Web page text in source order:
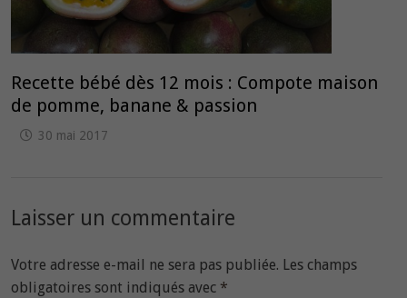
Recette bébé dès 12 mois : Compote maison
de pomme, banane & passion
30 mai 2017
Laisser un commentaire
Votre adresse e-mail ne sera pas publiée. Les champs
obligatoires sont indiqués avec *